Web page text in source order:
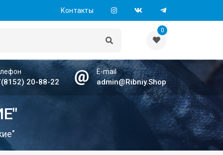
Контакты
0
20-88-22
E-mail
admin@Ribniy.Shop